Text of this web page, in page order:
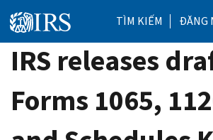
TÌM KIẾM ĐĂNG
IRS releases
Forms 1065,